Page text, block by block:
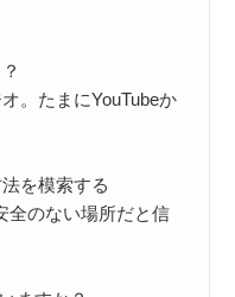
。たまにYouTubeか
を模索する
全のない場所だと信